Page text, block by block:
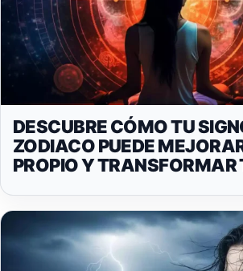
DESCUBRE CÓMO TU
ZODIACO PUEDE
PROPIO Y TRANSFORMAR